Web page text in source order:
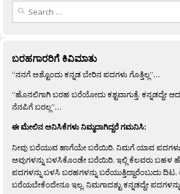
Search
ಬರಹಗಾರರಿಗೆ ಕಿವಿಮಾತು
“ನನಗೆ ಅಶ್ಟೊಂದು ಕನ್ನಡ ಬೇರಿನ ಪದಗಳು ಗೊತ್ತಿಲ್ಲ”…
“ಹೊನಲಿಗಾಗಿ ಬರಹ ಬರೆಯೋದು ಕಶ್ಟವಾಗುತ್ತೆ. ಕನ್ನಡದ್ದೇ
ನೆನಪಿಗೆ ಬರಲ್ಲ”…
ಈ ಮೇಲಿನ ಅನಿಸಿಕೆಗಳು ನಿಮ್ಮದಾಗಿದ್ದರೆ ಗಮನಿಸಿ:
ನೀವು ಬರೆಯುವ ಹಾಗೆಯೇ ಬರೆಯಿರಿ. ನಿಮಗೆ ಯಾವ
ಅವುಗಳನ್ನು ಬಳಸಿಕೊಂಡೇ ಬರೆಯಿರಿ. ಇಲ್ಲಿ ಕೆಲವರು ಬಹಳ
ಪದಗಳನ್ನು ಬಳಸಿ ಬರಹಗಳನ್ನು ಬರೆಯುತ್ತಿದ್ದಾರೆಂಬುದು
ಬರೆಯಬೇಕೆಂದೇನೂ ಇಲ್ಲ. ನಿಮಗಾದಶ್ಟು ಕನ್ನಡದ್ದೇ